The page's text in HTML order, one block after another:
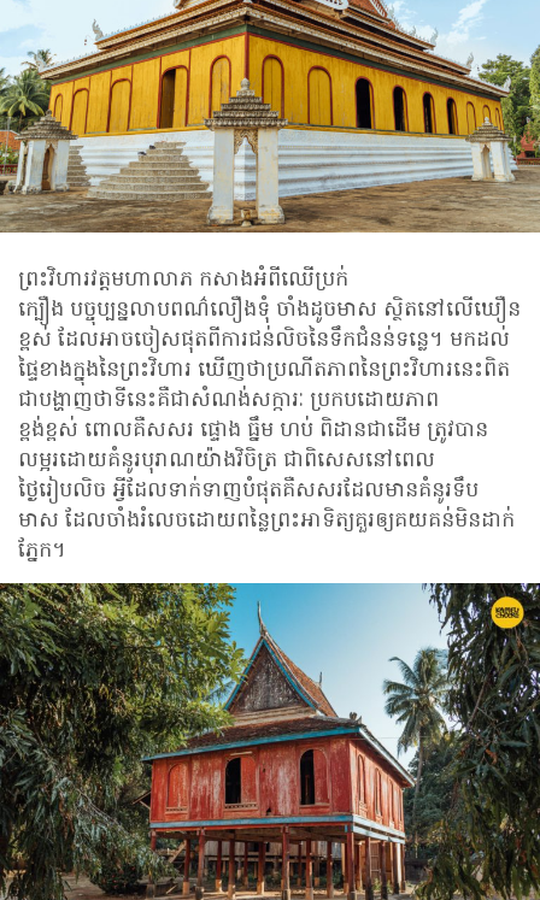
ព្រះវិហារវត្តមហាលាភ កសាងអំពីឈើប្រក់
ក្បឿង បច្ចុប្បន្នលាបពណ៌លឿងទុំ​ ចាំងដូចមាស ស្ថិតនៅលើឃឿន
ខ្ពស់ ដែលអាចចៀសផុតពីការជន់លិចនៃទឹកជំនន់ទន្លេ។ មកដល់
ផ្ទៃខាងក្នុងនៃព្រះវិហារ ឃើញថាប្រណីតភាពនៃព្រះវិហារនេះពិត
ជាបង្ហាញថាទីនេះគឺជាសំណង់សក្ការៈ ប្រកបដោយភាព
ខ្ពង់ខ្ពស់ ពោលគឺសសរ ផ្ទោង ធ្នឹម ហប់ ពិដានជាដើម ត្រូវបាន
លម្អរដោយគំនូរបុរាណយ៉ាងវិចិត្រ ជាពិសេសនៅពេល
ថ្ងៃរៀបលិច អ្វីដែលទាក់ទាញបំផុតគឺសសរដែលមានគំនូរទឹប
មាស ដែលចាំងរំលេចដោយពន្លៃព្រះអាទិត្យគួរឲ្យគយគន់មិនដាក់
ភ្នែក។